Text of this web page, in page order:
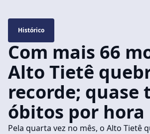
Histórico
Com mais 66
Alto Tietê
recorde; quase
óbitos por hora
Pela quarta vez no mês, o Alto Tietê